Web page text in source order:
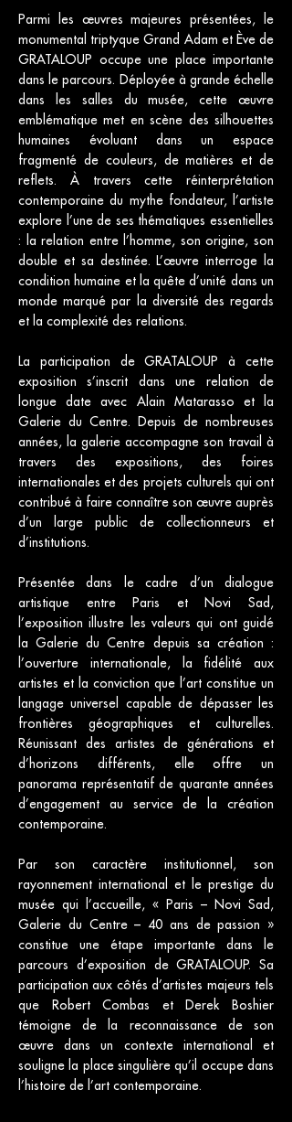
Parmi les œuvres majeures présentées, le
monumental triptyque Grand Adam et Ève de
GRATALOUP occupe une place importante
dans le parcours. Déployée à grande échelle
dans les salles du musée, cette œuvre
emblématique met en scène des silhouettes
humaines évoluant dans un espace
fragmenté de couleurs, de matières et de
reflets. À travers cette réinterprétation
contemporaine du mythe fondateur, l’artiste
explore l’une de ses thématiques essentielles
: la relation entre l’homme, son origine, son
double et sa destinée. L’œuvre interroge la
condition humaine et la quête d’unité dans un
monde marqué par la diversité des regards
et la complexité des relations.
La participation de GRATALOUP à cette
exposition s’inscrit dans une relation de
longue date avec Alain Matarasso et la
Galerie du Centre. Depuis de nombreuses
années, la galerie accompagne son travail à
travers des expositions, des foires
internationales et des projets culturels qui ont
contribué à faire connaître son œuvre auprès
d’un large public de collectionneurs et
d’institutions.
Présentée dans le cadre d’un dialogue
artistique entre Paris et Novi Sad,
l’exposition illustre les valeurs qui ont guidé
la Galerie du Centre depuis sa création :
l’ouverture internationale, la fidélité aux
artistes et la conviction que l’art constitue un
langage universel capable de dépasser les
frontières géographiques et culturelles.
Réunissant des artistes de générations et
d’horizons différents, elle offre un
panorama représentatif de quarante années
d’engagement au service de la création
contemporaine.
Par son caractère institutionnel, son
rayonnement international et le prestige du
musée qui l’accueille, « Paris – Novi Sad,
Galerie du Centre – 40 ans de passion »
constitue une étape importante dans le
parcours d’exposition de GRATALOUP. Sa
participation aux côtés d’artistes majeurs tels
que Robert Combas et Derek Boshier
témoigne de la reconnaissance de son
œuvre dans un contexte international et
souligne la place singulière qu’il occupe dans
l’histoire de l’art contemporaine.